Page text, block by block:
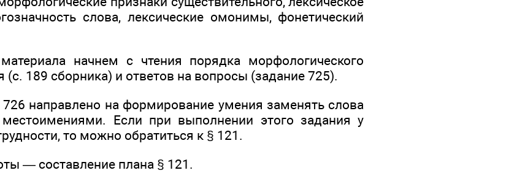
слова, лексические омонимы, фонетический
начнем с чтения порядка морфологического
189 сборника) и ответов на вопросы (задание 725).
направлено на формирование умения заменять слова
Если при выполнении этого задания у
то можно обратиться к § 121.
— составление плана § 121.